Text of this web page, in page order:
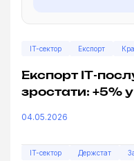
IT-сектор Експорт
Експорт ІТ-
зростати: +5%
04.05.2026
IT-сектор Держстат